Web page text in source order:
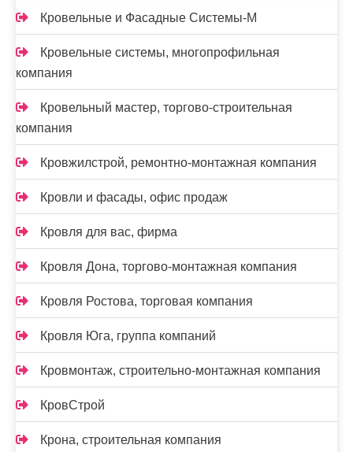
Кровельные и Фасадные Системы-М
Кровельные системы, многопрофильная
компания
Кровельный мастер, торгово-строительная
компания
Кровжилстрой, ремонтно-монтажная компания
Кровли и фасады, офис продаж
Кровля для вас, фирма
Кровля Дона, торгово-монтажная компания
Кровля Ростова, торговая компания
Кровля Юга, группа компаний
Кровмонтаж, строительно-монтажная компания
КровСтрой
Крона, строительная компания